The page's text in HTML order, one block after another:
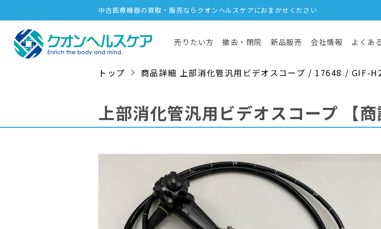
中古医療機器の買取・販売ならクオンヘルスケアにおまかせください
売りたい方 撤去・閉院 新品販売 会社情報 よくあ
トップ 商品詳細 上部消化管汎用ビデオスコープ / 17648 / GIF-
上部消化管汎用ビデオスコープ 【